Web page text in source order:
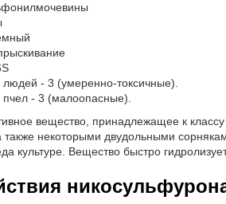
людей - 3 (умеренно-токсичные).
пчел - 3 (малоопасные).
вещество, принадлежащее к
также некоторыми двудольными
культуре. Вещество быстро